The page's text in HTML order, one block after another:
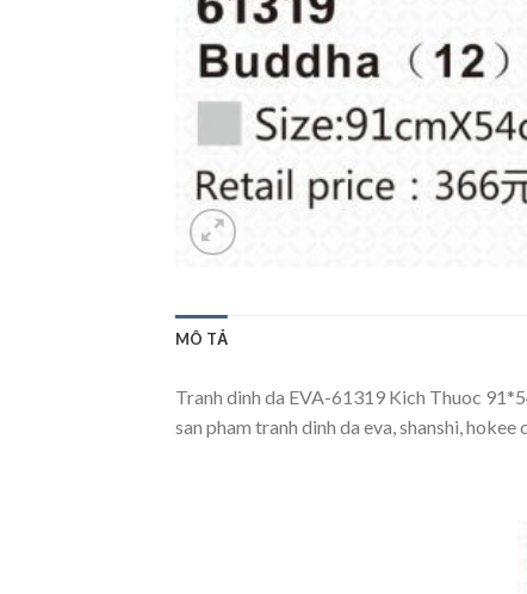
MÔ TẢ
Tranh dinh da EVA-61319 Kich Thuoc
san pham tranh dinh da eva, shanshi,